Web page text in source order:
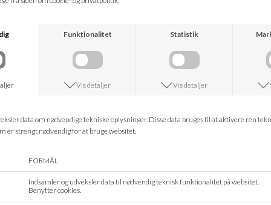
fremstillet i økologisk bomuldsstof. Lagene er quiltet i et lodret mønster,
hvilket giver jakken ekstra holdbarhed. Den har komfortable, geometriske
elastisk snøre forneden, så du kan tilpasse pasformen. Foret med 60 g
Thinsulate™-isolering af genanvendte materialer, som giver et slankt design
uden at gå på kompromis med varmen. Fyldet består af 78% genanvendte
Hvad koster fragten?
Returret?
Kan jeg kontakte jer?
Spørg om varen